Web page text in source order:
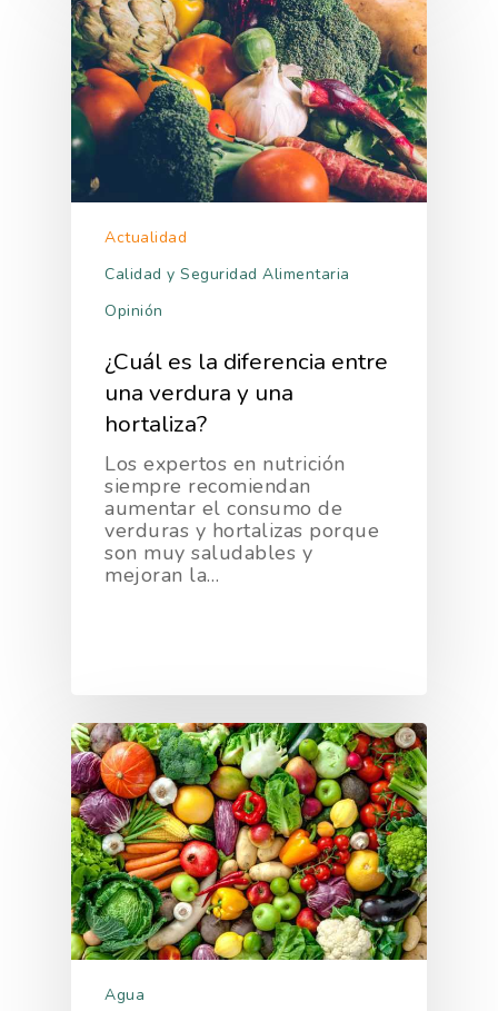
Actualidad
Calidad y Seguridad Alimentaria
Opinión
¿Cuál es la diferencia entre
una verdura y una
hortaliza?
Los expertos en nutrición
siempre recomiendan
aumentar el consumo de
verduras y hortalizas porque
son muy saludables y
mejoran la…
Agua